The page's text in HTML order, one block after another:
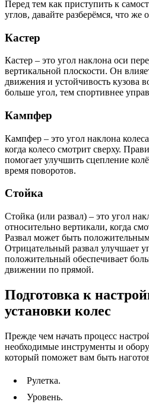
Перед тем как приступить к
углов, давайте разберёмся, что же
Кастер
Кастер – это угол наклона оси
вертикальной плоскости. Он
движения и устойчивость кузова
больше угол, тем спортивнее
Кампфер
Кампфер – это угол наклона
когда колесо смотрит сверху.
помогает улучшить сцепление
время поворотов.
Стойка
Стойка (или развал) – это угол
относительно вертикали, когда
Развал может быть
Отрицательный развал улучшает
положительный обеспечивает
движении по прямой.
Подготовка к
установки колес
Прежде чем начать процесс
необходимые инструменты и
который поможет вам быть
Рулетка.
Уровень.